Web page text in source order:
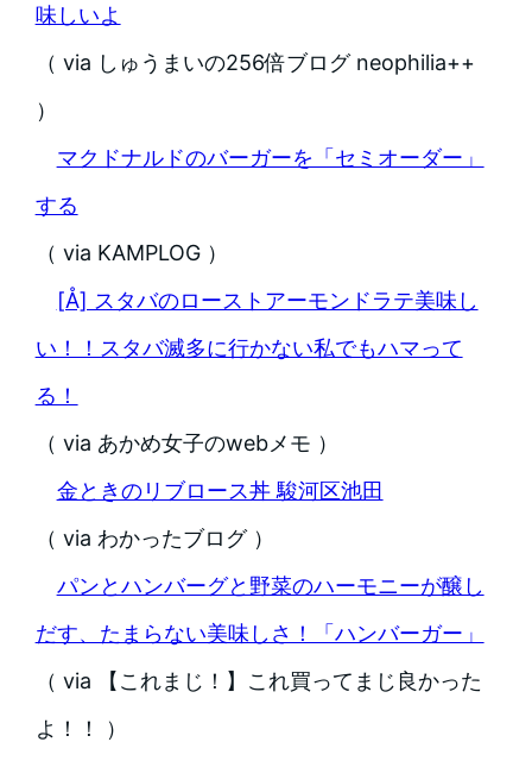
味しいよ
（ via しゅうまいの256倍ブログ neophilia++
）
マクドナルドのバーガーを「セミオーダー」
する
（ via KAMPLOG ）
[Å] スタバのローストアーモンドラテ美味し
い！！スタバ滅多に行かない私でもハマって
る！
（ via あかめ女子のwebメモ ）
金ときのリブロース丼 駿河区池田
（ via わかったブログ ）
パンとハンバーグと野菜のハーモニーが醸し
だす、たまらない美味しさ！「ハンバーガー」
（ via 【これまじ！】これ買ってまじ良かった
よ！！ ）